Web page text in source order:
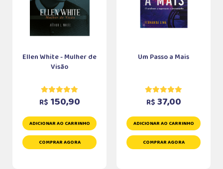
Ellen White - Mulher de
Visão
R$ 150,90
ADICIONAR AO CARRINHO
COMPRAR AGORA
Um Passo a Mais
R$ 37,00
ADICIONAR AO CARRINHO
COMPRAR AGORA